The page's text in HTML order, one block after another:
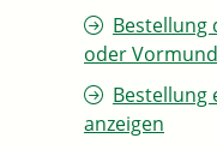
Bestellung
oder
Bestellung
anzeigen